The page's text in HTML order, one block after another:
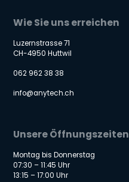
Wie Sie uns erreichen
Luzernstrasse 71
CH-4950 Huttwil
062 962 38 38
info@anytech.ch
Unsere Öffnungszeiten
Montag bis Donnerstag
07:30 – 11:45 Uhr
13:15 – 17:00 Uhr